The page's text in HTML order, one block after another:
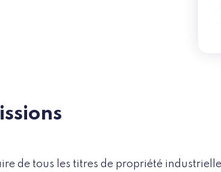
de tous les titres de propriété